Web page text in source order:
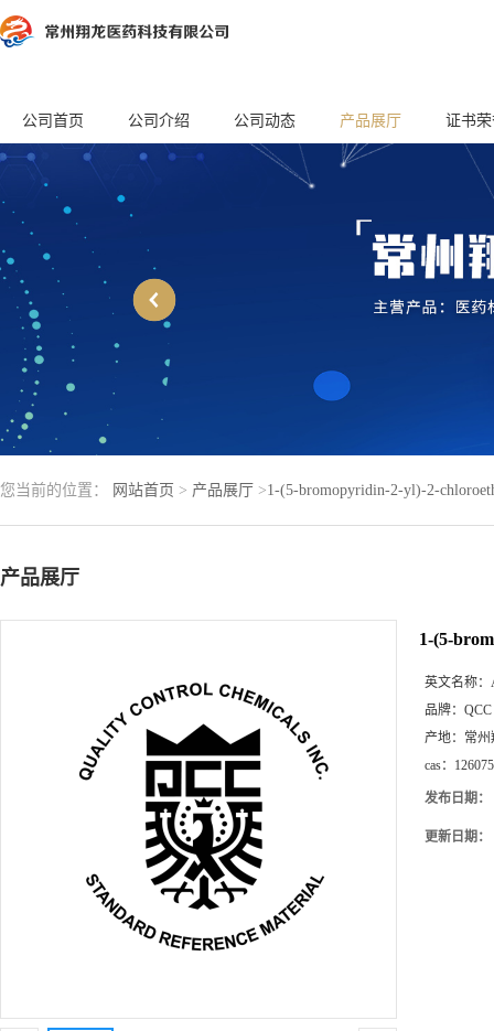
公司首页 公司介绍 公司动态 产品展厅 证书
您当前的位置： 网站首页 > 产品展厅 >1-(5-bromopyridin-2-yl)-2-
产品展厅
1-(5-
英文名称：
品牌： QCC
产地： 常
cas：
发布日期：
更新日期：